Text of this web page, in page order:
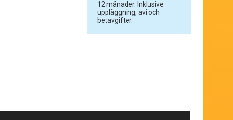
12 månader. Inklusive
uppläggning, avi och
betavgifter.